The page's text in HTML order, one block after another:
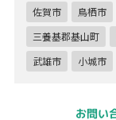
佐賀市 鳥栖市
三養基郡基山町
武雄市
小城市